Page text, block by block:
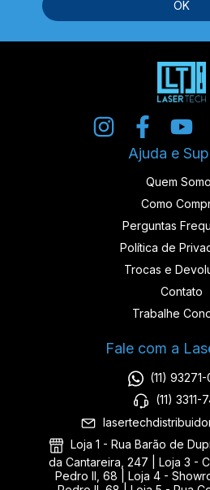
Ajuda e
Quem
Como
Perguntas
Política de
Trocas e
Contato
Trabalhe
Fale com a
(11)
(11) 3311-
Loja 1 - Rua Barão de
da Cantareira, 247 | Loja 3 -
Pedro II, 68 | Loja 4 -